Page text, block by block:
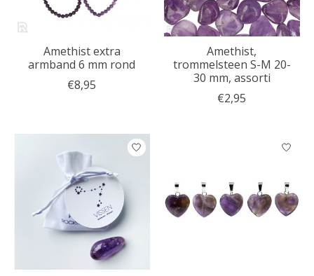
Amethist extra
armband 6 mm rond
€8,95
Amethist,
trommelsteen S-M 20-
30 mm, assorti
€2,95